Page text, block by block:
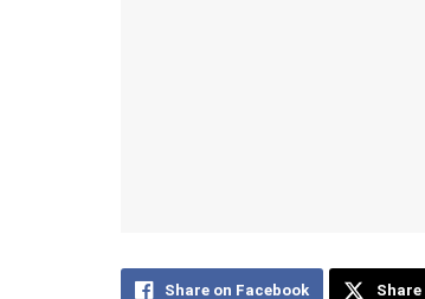
Share on Facebook